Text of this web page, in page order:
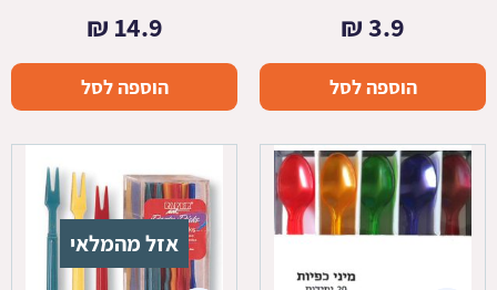
3.9
₪
הוספה לסל
14.9
₪
הוספה לסל
אזל מהמלאי